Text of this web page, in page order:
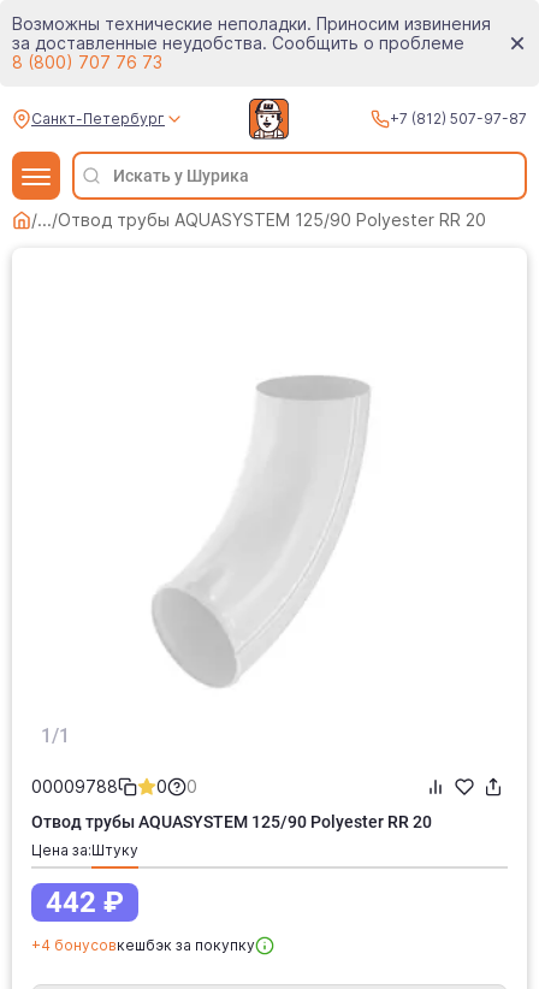
Возможны технические неполадки. Приносим извинения
за доставленные неудобства. Сообщить о проблеме
8 (800) 707 76 73
Санкт-Петербург +7 (812) 507-97-87
/.../Отвод трубы AQUASYSTEM 125/90 Polyester RR 20
1/1
00009788 0 0
Отвод трубы AQUASYSTEM 125/90 Polyester RR 20
Цена за: штуку
442 ₽
+4 бонусовкешбэк за покупку